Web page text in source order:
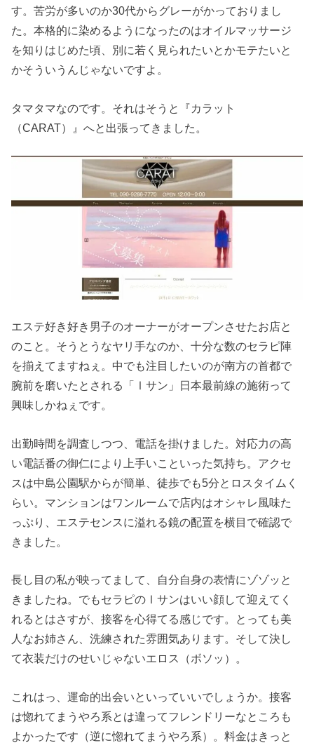
す。苦労が多いのか30代からグレーがかっておりまし
た。本格的に染めるようになったのはオイルマッサージ
を知りはじめた頃、別に若く見られたいとかモテたいと
かそういうんじゃないですよ。
タマタマなのです。それはそうと『カラット
（CARAT）』へと出張ってきました。
エステ好き好き男子のオーナーがオープンさせたお店と
のこと。そうとうなヤリ手なのか、十分な数のセラピ陣
を揃えてますねぇ。中でも注目したいのが南方の首都で
腕前を磨いたとされる「Ⅰサン」日本最前線の施術って
興味しかねぇです。
出勤時間を調査しつつ、電話を掛けました。対応力の高
い電話番の御仁により上手いこといった気持ち。アクセ
スは中島公園駅からが簡単、徒歩でも5分とロスタイムく
らい。マンションはワンルームで店内はオシャレ風味た
っぷり、エステセンスに溢れる鏡の配置を横目で確認で
きました。
長し目の私が映ってまして、自分自身の表情にゾゾッと
きましたね。でもセラピのⅠサンはいい顔して迎えてく
れるとはさすが、接客を心得てる感じです。とっても美
人なお姉さん、洗練された雰囲気あります。そして決し
て衣装だけのせいじゃないエロス（ボソッ）。
これはっ、運命的出会いといっていいでしょうか。接客
は惚れてまうやろ系とは違ってフレンドリーなところも
よかったです（逆に惚れてまうやろ系）。料金はきっと